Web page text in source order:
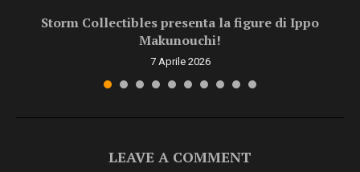
Storm Collectibles presenta la figure di Ippo
Makunouchi!
7 Aprile 2026
LEAVE A COMMENT